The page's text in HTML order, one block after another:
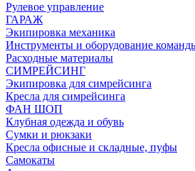
Рулевое управление
ГАРАЖ
Экипировка механика
Инструменты и оборудование
Расходные материалы
СИМРЕЙСИНГ
Экипировка для симрейсинга
Кресла для симрейсинга
ФАН ШОП
Клубная одежда и обувь
Сумки и рюкзаки
Кресла офисные и складные, пуфы
Самокаты